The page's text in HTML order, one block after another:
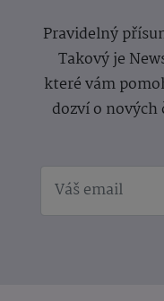
Pravidelný
Takový je
které vám
dozví o